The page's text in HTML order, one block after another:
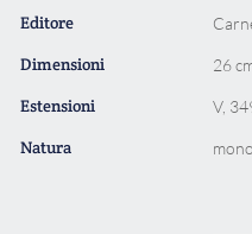
Editore
Dimensioni 26
Estensioni V,
Natura